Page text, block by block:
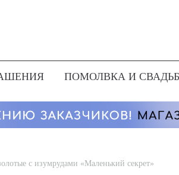
ПОМОЛВКА И
с изумрудами «Маленький секрет»